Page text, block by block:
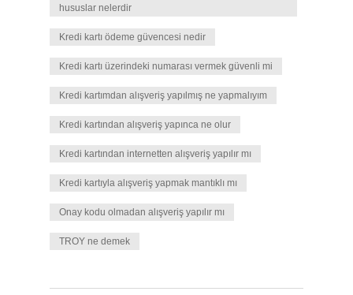
hususlar nelerdir
Kredi kartı ödeme güvencesi nedir
Kredi kartı üzerindeki numarası vermek güvenli mi
Kredi kartımdan alışveriş yapılmış ne yapmalıyım
Kredi kartından alışveriş yapınca ne olur
Kredi kartından internetten alışveriş yapılır mı
Kredi kartıyla alışveriş yapmak mantıklı mı
Onay kodu olmadan alışveriş yapılır mı
TROY ne demek